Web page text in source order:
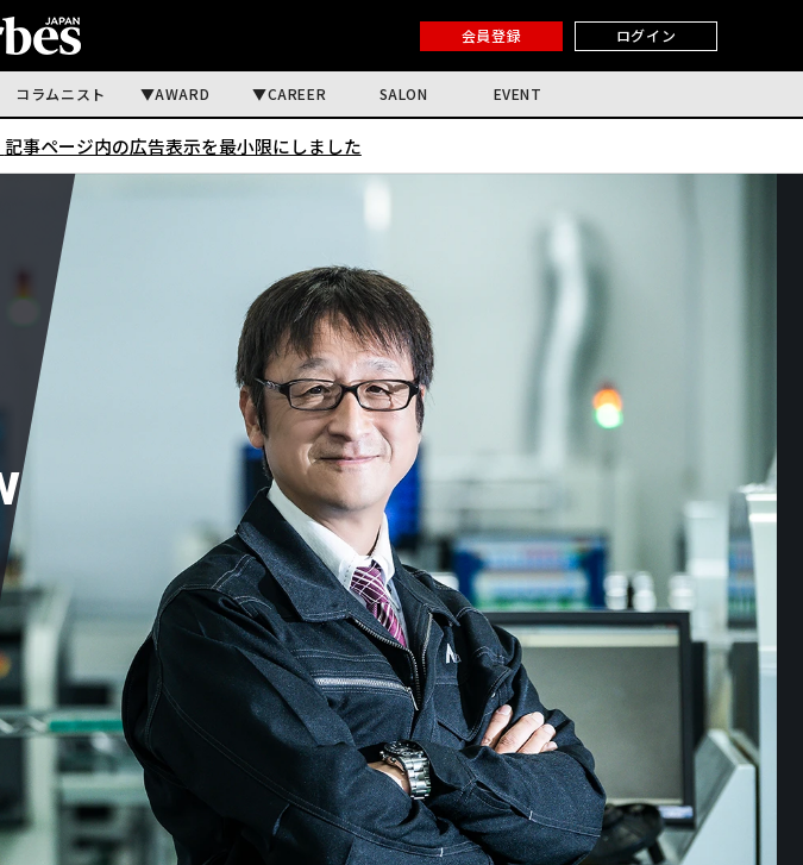
会員登録 ログイン
コラムニスト AWARD CAREER SALON EVENT
記事ページ内の広告表示を最小限にしました